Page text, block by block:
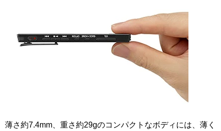
薄さ約7.4mm、重さ約29gのコンパクトなボディには、薄く